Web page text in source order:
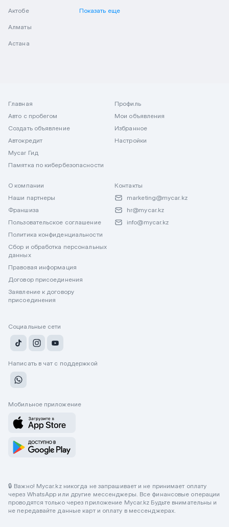
Актобе
Алматы
Астана
Показать еще
Главная
Авто с пробегом
Создать объявление
Автокредит
Mycar Гид
Памятка по кибербезопасности
Профиль
Мои объявления
Избранное
Настройки
О компании
Наши партнеры
Франшиза
Пользовательское соглашение
Политика конфиденциальности
Сбор и обработка персональных
данных
Правовая информация
Договор присоединения
Заявление к договору
присоединения
Контакты
marketing@mycar.kz
hr@mycar.kz
info@mycar.kz
Социальные сети
Написать в чат с поддержкой
Мобильное приложение
🔒 Важно! Mycar.kz никогда не запрашивает и не принимает оплату
через WhatsApp или другие мессенджеры. Все финансовые операции
проводятся только через приложение Mycar.kz Будьте внимательны и
не передавайте данные карт и оплату в мессенджерах.